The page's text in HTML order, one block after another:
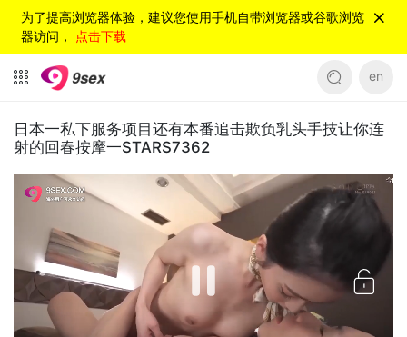
为了提高浏览器体验，建议您使用手机自带浏览器或谷歌浏览
器访问， 点击下载
en
日本一私下服务项目还有本番追击欺负乳头手技让你连
射的回春按摩一STARS7362